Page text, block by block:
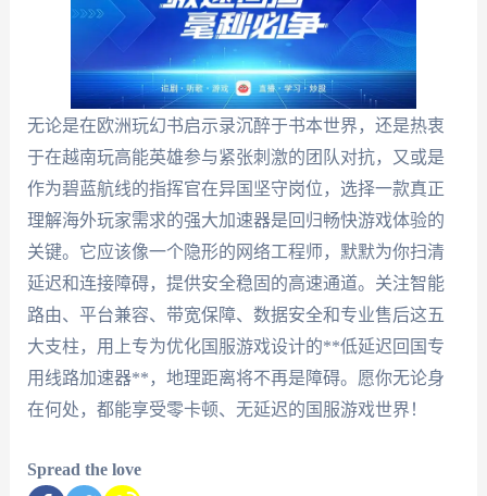
无论是在欧洲玩幻书启示录沉醉于书本世界，还是热衷
于在越南玩高能英雄参与紧张刺激的团队对抗，又或是
作为碧蓝航线的指挥官在异国坚守岗位，选择一款真正
理解海外玩家需求的强大加速器是回归畅快游戏体验的
关键。它应该像一个隐形的网络工程师，默默为你扫清
延迟和连接障碍，提供安全稳固的高速通道。关注智能
路由、平台兼容、带宽保障、数据安全和专业售后这五
大支柱，用上专为优化国服游戏设计的**低延迟回国专
用线路加速器**，地理距离将不再是障碍。愿你无论身
在何处，都能享受零卡顿、无延迟的国服游戏世界！
Spread the love